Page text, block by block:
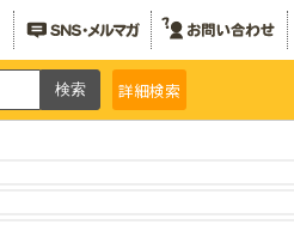
詳細検索